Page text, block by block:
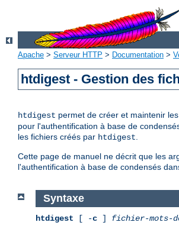
Apache > Serveur HTTP > Documentation >
htdigest - Gestion des
htdigest permet de créer et maintenir
pour l'authentification à base de
les fichiers créés par htdigest.
Cette page de manuel ne décrit que les
l'authentification à base de condensés
Syntaxe
htdigest [ -c ] fichier-mots-